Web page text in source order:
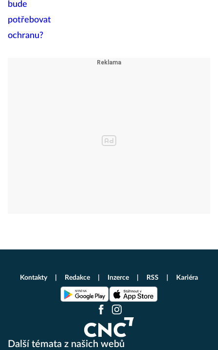
Další témata z našich webů
Kontakty Redakce Inzerce RSS Kariéra